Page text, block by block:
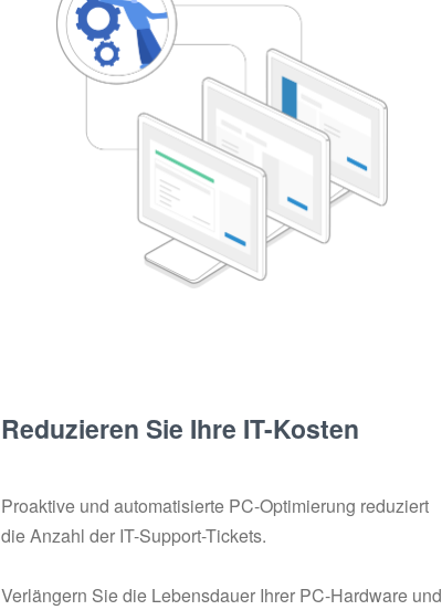
Reduzieren Sie Ihre IT-Kosten
Proaktive und automatisierte PC-Optimierung reduziert
die Anzahl der IT-Support-Tickets.
Verlängern Sie die Lebensdauer Ihrer PC-Hardware und